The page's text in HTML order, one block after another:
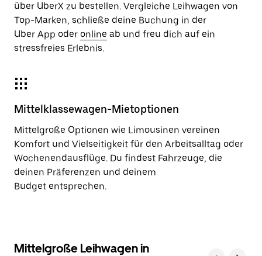
über UberX zu bestellen. Vergleiche Leihwagen von
Top-Marken, schließe deine Buchung in der
Uber App oder online ab und freu dich auf ein
stressfreies Erlebnis.
Mittelklassewagen-Mietoptionen
Mittelgroße Optionen wie Limousinen vereinen
Komfort und Vielseitigkeit für den Arbeitsalltag oder
Wochenendausflüge. Du findest Fahrzeuge, die
deinen Präferenzen und deinem
Budget entsprechen.
Mittelgroße Leihwagen in